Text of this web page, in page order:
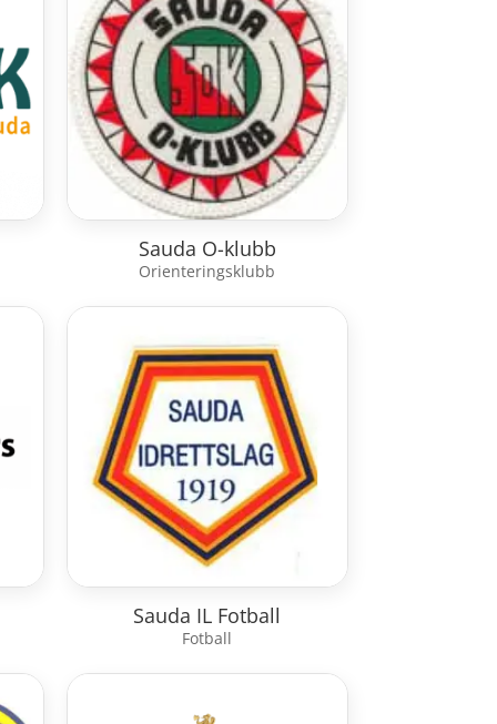
Sauda O-klubb
Orienteringsklubb
Sauda IL Fotball
Fotball